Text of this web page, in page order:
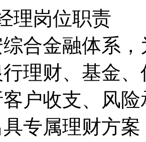
理岗位职责
合金融体系
理财、基金
户收支、风
专属理财方案